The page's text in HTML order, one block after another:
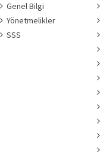
Genel Bilgi
Yönetmelikler
SSS